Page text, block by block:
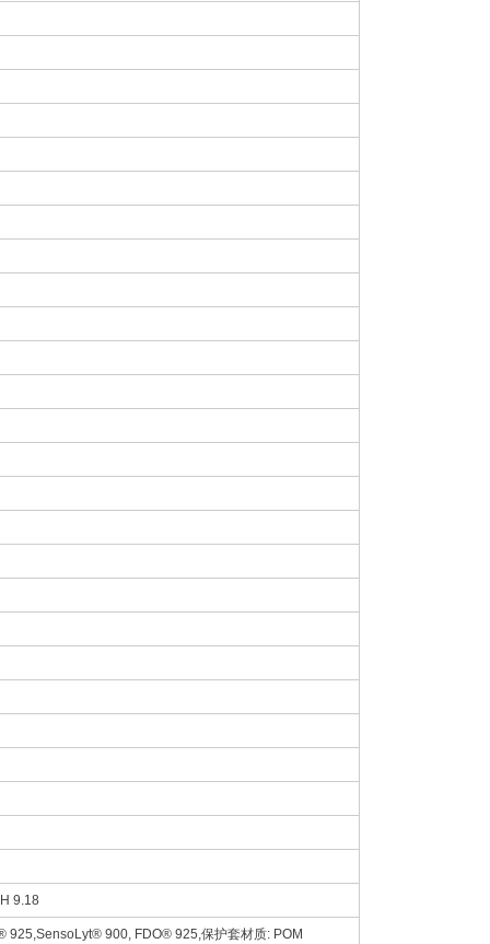
9.18
925,SensoLyt® 900, FDO® 925,保护套材质: POM